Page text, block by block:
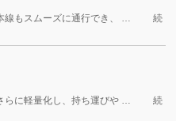
線もスムーズに通行でき、 …
続
らに軽量化し、持ち運びや …
続